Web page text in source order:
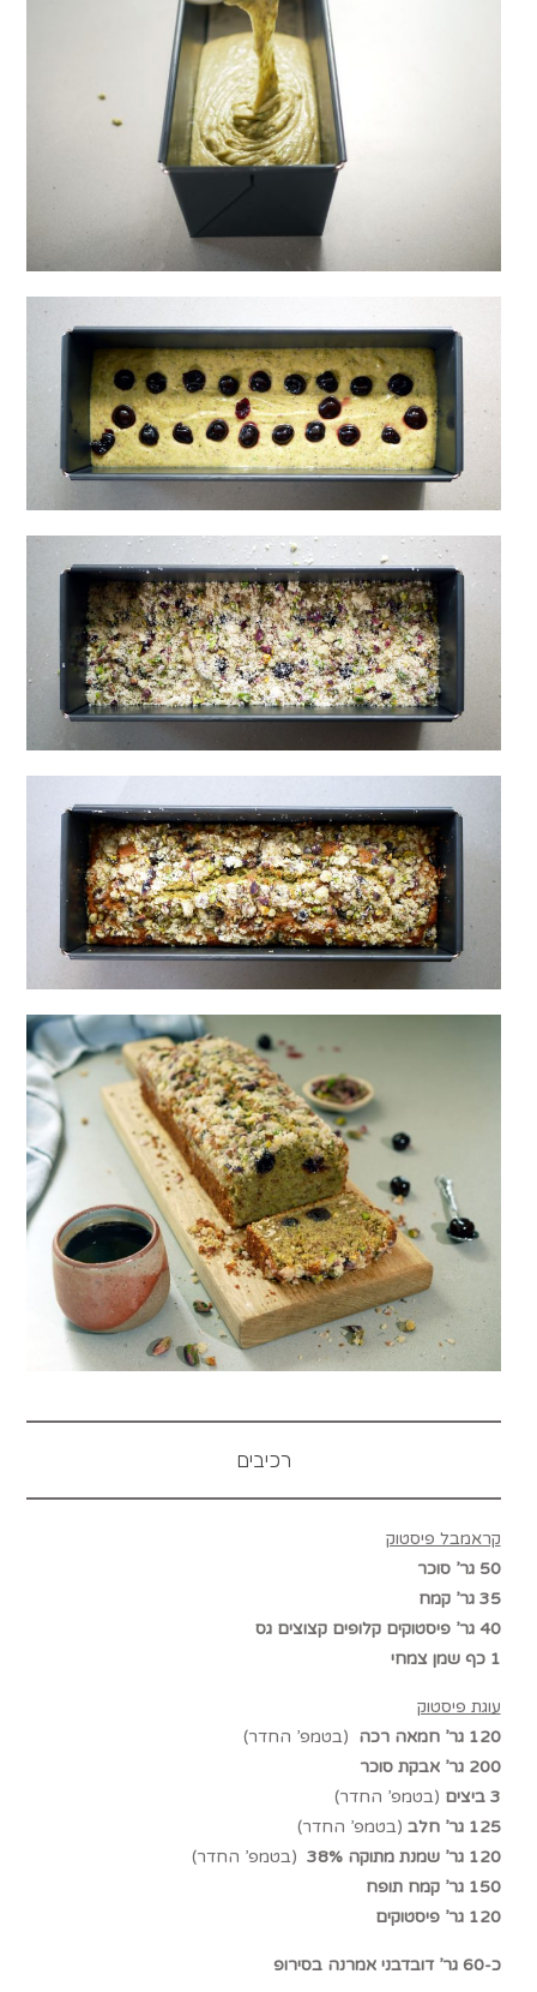
רכיבים
קראמבל פיסטוק
50 גר’ סוכר
35 גר’ קמח
40 גר’ פיסטוקים קלופים קצוצים גס
1 כף שמן צמחי
­עוגת פיסטוק
120 גר’ חמאה רכה
(בטמפ’ החדר)
200 גר’ אבקת סוכר
3 ביצים
(בטמפ’ החדר)
125 גר’ חלב
(בטמפ’ החדר)
120 גר’ שמנת מתוקה 38%
(בטמפ’ החדר)
150 גר’ קמח תופח
120 גר’ פיסטוקים
כ-60 גר’ דובדבני אמרנה בסירופ